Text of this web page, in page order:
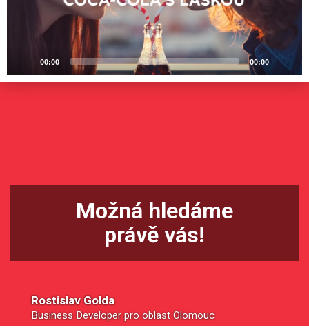
00:00 00:00
Možná hledáme
právě vás!
Rostislav Golda
Business Developer pro oblast Olomouc